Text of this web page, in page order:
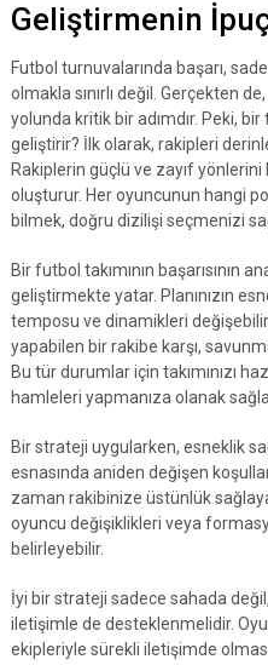
Geliştirmenin
Futbol turnuvalarında başarı,
olmakla sınırlı değil. Gerçekten
yolunda kritik bir adımdır. Peki,
geliştirir? İlk olarak, rakipleri
Rakiplerin güçlü ve zayıf
oluşturur. Her oyuncunun hangi
bilmek, doğru dizilişi seçmenizi
Bir futbol takımının başarısının
geliştirmekte yatar. Planınızın
temposu ve dinamikleri
yapabilen bir rakibe karşı,
Bu tür durumlar için takımınızı
hamleleri yapmanıza olanak
Bir strateji uygularken, esneklik
esnasında aniden değişen
zaman rakibinize üstünlük
oyuncu değişiklikleri veya
belirleyebilir.
İyi bir strateji sadece sahada
iletişimle de desteklenmelidir.
ekipleriyle sürekli iletişimde